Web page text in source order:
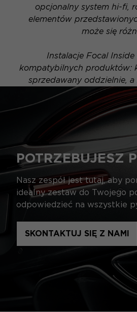
opcjonalny system hi-fi,
elementów
może się
Instalacje Focal
kompatybilnych produktów:
sprzedawany oddzielnie, a
POTRZEBUJESZ
Nasz zespół jest tutaj, aby
idealny zestaw do Twojego
odpowiedzieć na wszystkie
SKONTAKTUJ SIĘ Z NAMI